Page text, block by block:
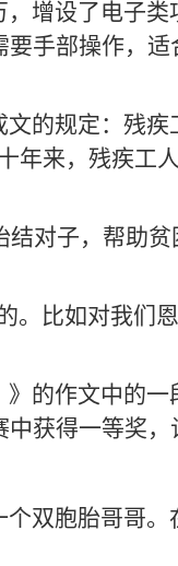
增设了电子
手部操作，
的规定：残
年来，残疾工
结对子，帮助
。比如对我们
的作文中的
获得一等奖
双胞胎哥哥